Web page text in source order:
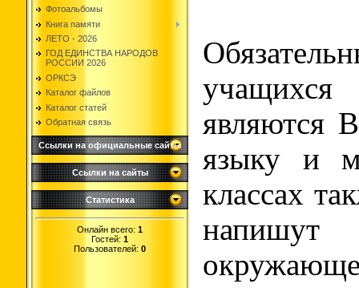
Фотоальбомы
Книга памяти
ЛЕТО - 2026
ГОД ЕДИНСТВА НАРОДОВ
РОССИИ 2026
ОРКСЭ
Каталог файлов
Каталог статей
Обратная связь
Ссылки на официальные сайты
Ссылки на сайты
Статистика
Онлайн всего: 1
Гостей: 1
Пользователей: 0
являются
языку и
классах